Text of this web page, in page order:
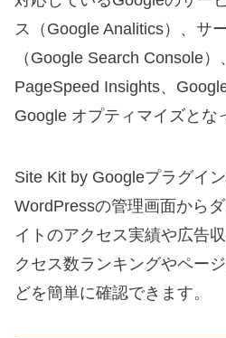
ス（Google Analitics）、サ
（Google Search Console）
PageSpeed Insights、
Google オプティマイズとな
Site Kit by Googleプラグイ
WordPressの管理画面から
イトのアクセス実績や広告
クセス数ランキングやペー
どを簡単に確認できます。